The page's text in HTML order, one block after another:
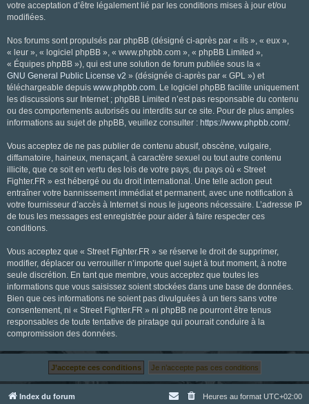
votre acceptation d’être légalement lié par les conditions mises à jour et/ou
modifiées.
Nos forums sont propulsés par phpBB (désigné ci-après par « ils », « eux »,
« leur », « logiciel phpBB », « www.phpbb.com », « phpBB Limited »,
« Équipes phpBB »), qui est une solution de forum publiée sous la «
GNU General Public License v2 » (désignée ci-après par « GPL ») et
téléchargeable depuis www.phpbb.com. Le logiciel phpBB facilite uniquement
les discussions sur Internet ; phpBB Limited n’est pas responsable du contenu
ou des comportements autorisés ou interdits sur ce site. Pour de plus amples
informations au sujet de phpBB, veuillez consulter : https://www.phpbb.com/.
Vous acceptez de ne pas publier de contenu abusif, obscène, vulgaire,
diffamatoire, haineux, menaçant, à caractère sexuel ou tout autre contenu
illicite, que ce soit en vertu des lois de votre pays, du pays où « Street
Fighter.FR » est hébergé ou du droit international. Une telle action peut
entraîner votre bannissement immédiat et permanent, avec une notification à
votre fournisseur d’accès à Internet si nous le jugeons nécessaire. L’adresse IP
de tous les messages est enregistrée pour aider à faire respecter ces
conditions.
Vous acceptez que « Street Fighter.FR » se réserve le droit de supprimer,
modifier, déplacer ou verrouiller n’importe quel sujet à tout moment, à notre
seule discrétion. En tant que membre, vous acceptez que toutes les
informations que vous saisissez soient stockées dans une base de données.
Bien que ces informations ne soient pas divulguées à un tiers sans votre
consentement, ni « Street Fighter.FR » ni phpBB ne pourront être tenus
responsables de toute tentative de piratage qui pourrait conduire à la
compromission des données.
Index du forum Heures au format UTC+02:00